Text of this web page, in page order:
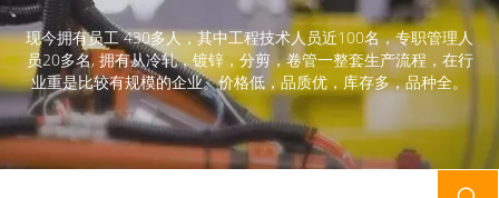
现今拥有员工 430多人，其中工程技术人员近100名，专职管理人
员20多名, 拥有从冷轧，镀锌，分剪，卷管一整套生产流程，在行
业重是比较有规模的企业。价格低，品质优，库存多，品种全。